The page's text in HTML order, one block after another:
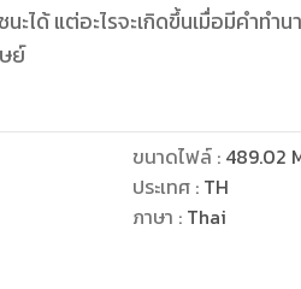
ะได้ แต่อะไรจะเกิดขึ้นเมื่อมีคำทำ
ย์
ขนาดไฟล์: 489.02
ประเทศ : TH
ภาษา : Thai